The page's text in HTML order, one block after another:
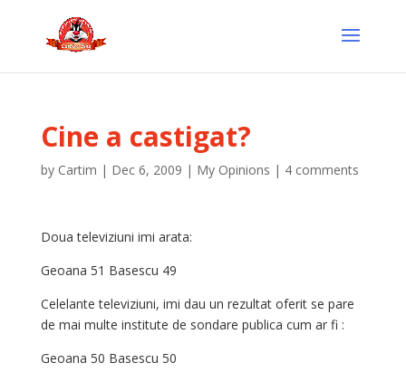
Cine a castigat?
by Cartim | Dec 6, 2009 | My Opinions | 4 comments
Doua televiziuni imi arata:
Geoana 51 Basescu 49
Celelante televiziuni, imi dau un rezultat oferit se pare
de mai multe institute de sondare publica cum ar fi :
Geoana 50 Basescu 50